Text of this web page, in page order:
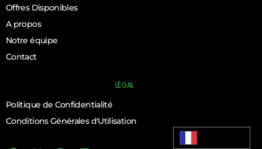
Offres Disponibles
A propos
Notre équipe
Contact
LÉGAL
Politique de Confidentialité
Conditions Générales d'Utilisation
Log In